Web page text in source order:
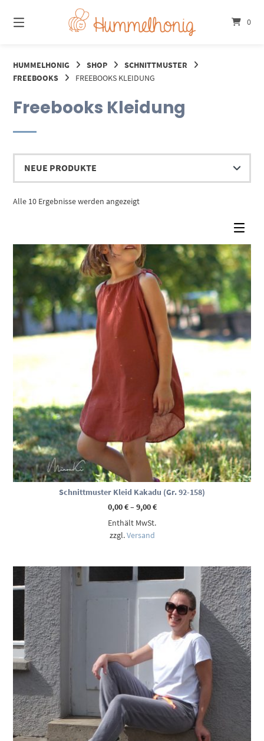
zum
Inhalt
0
HUMMELHONIG SHOP
SCHNITTMUSTER
FREEBOOKS
FREEBOOKS KLEIDUNG
Freebooks Kleidung
Alle 10 Ergebnisse werden angezeigtNach
Schnittmuster Kleid Kakadu (Gr. 92-158)
0,00€–9,00€Preisspanne:
bis
Enthält MwSt.
zzgl.Versand